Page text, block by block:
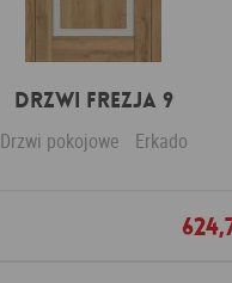
DRZWI FREZJA 9
Drzwi pokojowe Erkado
Dodaj do ulubionych